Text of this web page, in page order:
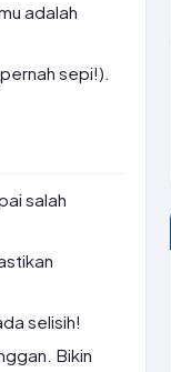
adalah
sepi!).
salah
selisih!
Bikin